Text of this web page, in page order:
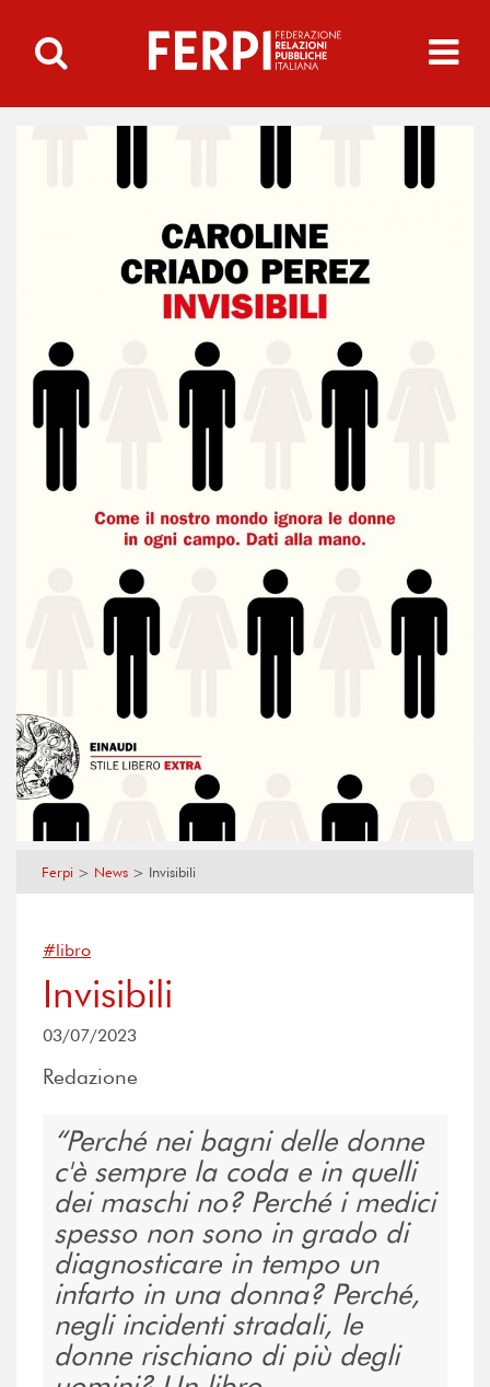
Ferpi > News > Invisibili
#libro
Invisibili
03/07/2023
Redazione
Perché nei bagni delle donne
c'è sempre la coda e in quelli
dei maschi no? Perché i medici
spesso non sono in grado di
diagnosticare in tempo un
infarto in una donna? Perché,
negli incidenti stradali, le
donne rischiano di più degli